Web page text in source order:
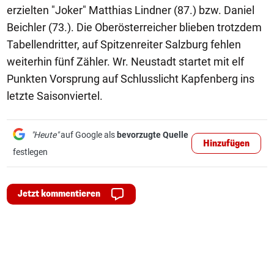
erzielten "Joker" Matthias Lindner (87.) bzw. Daniel
Beichler (73.). Die Oberösterreicher blieben trotzdem
Tabellendritter, auf Spitzenreiter Salzburg fehlen
weiterhin fünf Zähler. Wr. Neustadt startet mit elf
Punkten Vorsprung auf Schlusslicht Kapfenberg ins
letzte Saisonviertel.
"Heute"auf Google als bevorzugte Quelle
festlegen
Hinzufügen
Jetzt kommentieren